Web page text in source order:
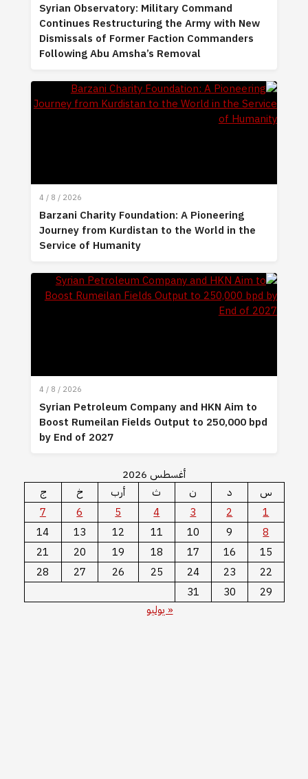
Syrian Observatory: Military Command
Continues Restructuring the Army with New
Dismissals of Former Faction Commanders
Following Abu Amsha’s Removal
4 / 8 / 2026
Barzani Charity Foundation: A Pioneering
Journey from Kurdistan to the World in the
Service of Humanity
4 / 8 / 2026
Syrian Petroleum Company and HKN Aim to
Boost Rumeilan Fields Output to 250,000 bpd
by End of 2027
أغسطس 2026
س
د ن ث أرب خ
ج
1
2
3
4
5
6
7
8
9
10
11
12
13
14
15
16
17
18
19
20
21
22
23
24
25
26
27
28
29
30
31
« يوليو